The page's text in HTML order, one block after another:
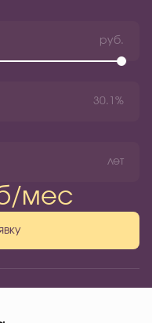
руб.
30.1%
лет
мес